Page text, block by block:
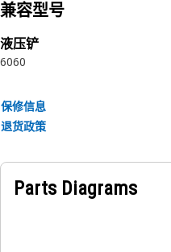
兼容型号
液压铲
6060
保修信息
退货政策
Parts Diagrams